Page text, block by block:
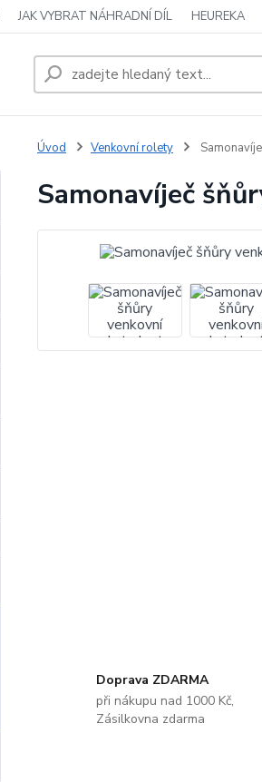
JAK VYBRAT NÁHRADNÍ DÍL HEUREKA
Úvod Venkovní rolety
Samonavíječ
Doprava ZDARMA
při nákupu nad 1000 Kč,
Zásilkovna zdarma